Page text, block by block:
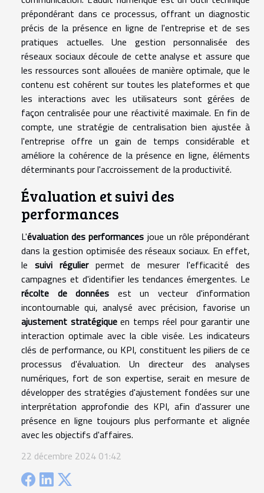
prépondérant dans ce processus, offrant un diagnostic
précis de la présence en ligne de l'entreprise et de ses
pratiques actuelles. Une gestion personnalisée des
réseaux sociaux découle de cette analyse et assure que
les ressources sont allouées de manière optimale, que le
contenu est cohérent sur toutes les plateformes et que
les interactions avec les utilisateurs sont gérées de
façon centralisée pour une réactivité maximale. En fin de
compte, une stratégie de centralisation bien ajustée à
l'entreprise offre un gain de temps considérable et
améliore la cohérence de la présence en ligne, éléments
déterminants pour l'accroissement de la productivité.
Évaluation et suivi des
performances
L'évaluation des performances joue un rôle prépondérant
dans la gestion optimisée des réseaux sociaux. En effet,
le suivi régulierpermet de mesurer l'efficacité des
campagnes et d'identifier les tendances émergentes. Le
récolte de données est un vecteur d'information
incontournable qui, analysé avec précision, favorise un
ajustement stratégiqueen temps réel pour garantir une
interaction optimale avec la cible visée. Les indicateurs
clés de performance, ou KPI, constituent les piliers de ce
processus d'évaluation. Un directeur des analyses
numériques, fort de son expertise, serait en mesure de
développer des stratégies d'ajustement fondées sur une
interprétation approfondie des KPI, afin d'assurer une
présence en ligne toujours plus performante et alignée
avec les objectifs d'affaires.
22 décembre 2024 01:42